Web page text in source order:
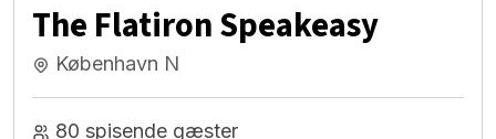
The Flatiron Speakeasy
København N
80 spisende gæster